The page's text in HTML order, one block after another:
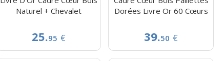
Naturel + Chevalet
25.95 €
Dorées Livre Or 60 Cœurs
39.50 €